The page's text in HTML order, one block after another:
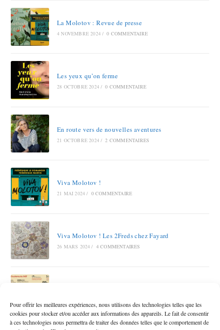
Pour offrir les meilleures expériences, nous utilisons des technologies telles que les
cookies pour stocker et/ou accéder aux informations des appareils. Le fait de consentir
à ces technologies nous permettra de traiter des données telles que le comportement de
La Molotov : Revue de presse
4 NOVEMBRE 2024 / 0 COMMENTAIRE
Les yeux qu’on ferme
28 OCTOBRE 2024 / 0 COMMENTAIRE
En route vers de nouvelles aventures
21 OCTOBRE 2024 / 2 COMMENTAIRES
Viva Molotov !
21 MAI 2024 / 0 COMMENTAIRE
Viva Molotov ! Les 2Freds chez Fayard
26 MARS 2024 / 4 COMMENTAIRES